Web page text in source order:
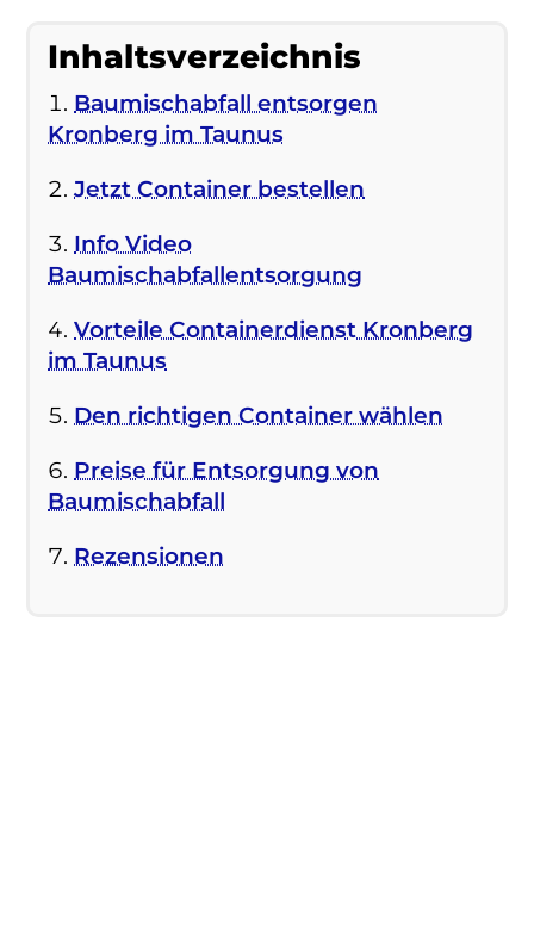
Inhaltsverzeichnis
Baumischabfall entsorgen
Kronberg im Taunus
Jetzt Container bestellen
Info Video
Baumischabfallentsorgung
Vorteile Containerdienst Kronberg
im Taunus
Den richtigen Container wählen
Preise für Entsorgung von
Baumischabfall
Rezensionen